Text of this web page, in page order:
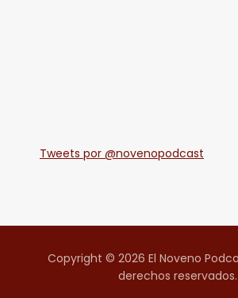
Tweets por @novenopodcast
Copyright © 2026 El Noveno
derechos reservados.